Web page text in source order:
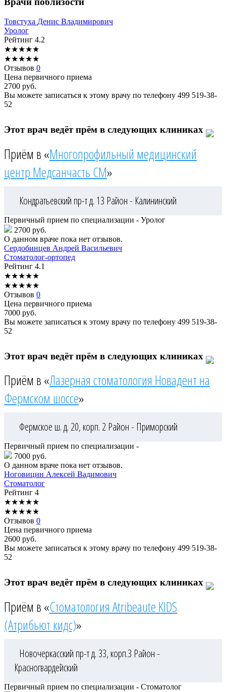
Товстуха Денис Владимирович
Уролог
Рейтинг 4.2
★★★★★
★★★★★
Отзывов 0
Цена первичного приема
2700 руб.
Вы можете записаться к этому врачу по телефону 499 519-38-
52
Этот врач ведёт прём в следующих клиниках
Приём в «Многопрофильный медицинский
центр Медсанчасть СМ»
Кондратьевский пр-т д. 13 Район - Калининский
Первичный прием по специализации - Уролог
2700 руб.
О данном враче пока нет отзывов.
Сердобинцев Андрей Васильевич
Стоматолог-ортопед
Рейтинг 4.1
★★★★★
★★★★★
Отзывов 0
Цена первичного приема
7000 руб.
Вы можете записаться к этому врачу по телефону 499 519-38-
52
Этот врач ведёт прём в следующих клиниках
Приём в «Лазерная стоматология Новадент на
Фермском шоссе»
Фермское ш. д. 20, корп. 2 Район - Приморский
Первичный прием по специализации -
7000 руб.
О данном враче пока нет отзывов.
Ноговицин Алексей Вадимович
Стоматолог
Рейтинг 4
★★★★★
★★★★★
Отзывов 0
Цена первичного приема
2600 руб.
Вы можете записаться к этому врачу по телефону 499 519-38-
52
Этот врач ведёт прём в следующих клиниках
Приём в «Стоматология Atribeaute KIDS
(Атрибьют кидс)»
Новочеркасский пр-т д. 33, корп.3 Район -
Красногвардейский
Первичный прием по специализации - Стоматолог